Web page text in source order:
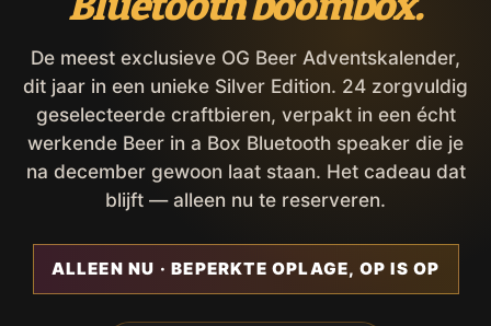
De meest exclusieve OG Beer Adventskalender,
dit jaar in een unieke Silver Edition. 24 zorgvuldig
geselecteerde craftbieren, verpakt in een écht
werkende Beer in a Box Bluetooth speaker die je
na december gewoon laat staan. Het cadeau dat
blijft — alleen nu te reserveren.
ALLEEN NU · BEPERKTE OPLAGE, OP IS OP